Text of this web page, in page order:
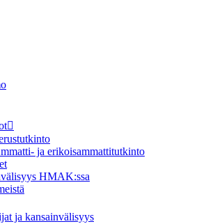
ja erikoisammattitutkinto
HMAK:ssa
ja kansainvälisyys